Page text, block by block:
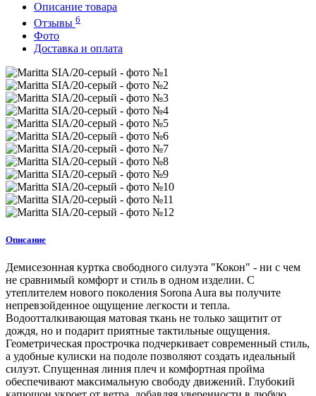
Описание товара
Отзывы 6
Фото
Доставка и оплата
Описание
Демисезонная куртка свободного силуэта "Кокон" - ни с чем
не сравнимый комфорт и стиль в одном изделии. С
утеплителем нового поколения Sorona Aura вы получите
непревзойденное ощущение легкости и тепла.
Водоотталкивающая матовая ткань не только защитит от
дождя, но и подарит приятные тактильные ощущения.
Геометрическая прострочка подчеркивает современный стиль,
а удобные кулиски на подоле позволяют создать идеальный
силуэт. Спущенная линия плеч и комфортная пройма
обеспечивают максимальную свободу движений. Глубокий